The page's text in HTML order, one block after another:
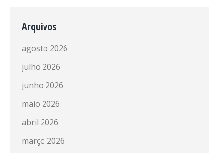
Arquivos
agosto 2026
julho 2026
junho 2026
maio 2026
abril 2026
março 2026